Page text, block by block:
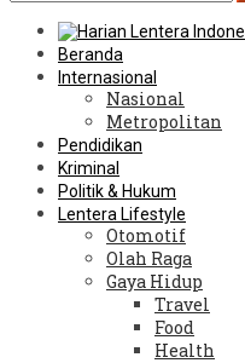
Beranda
Internasional
Nasional
Metropolitan
Pendidikan
Kriminal
Politik & Hukum
Lentera Lifestyle
Otomotif
Olah Raga
Gaya Hidup
Travel
Food
Health